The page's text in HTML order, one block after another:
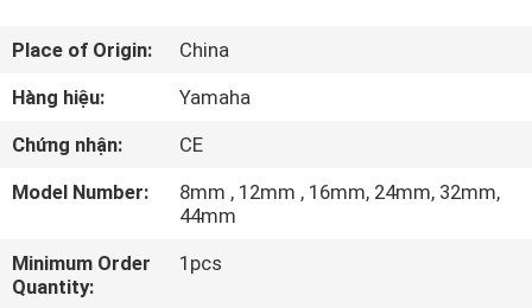
PHẨM
VIDEO
VỀ
CHÚNG
TÔI
Place of Origin:
China
Hàng hiệu:
Yamaha
Chứng nhận:
CE
Model Number:
8mm , 12mm , 16mm, 24mm, 32mm,
44mm
Minimum Order
Quantity:
1pcs